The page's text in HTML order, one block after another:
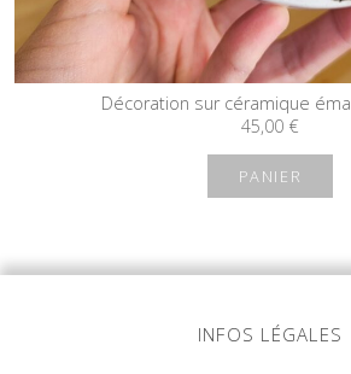
Décoration sur céramique
45,00 €
PANIER
INFOS LÉGALES